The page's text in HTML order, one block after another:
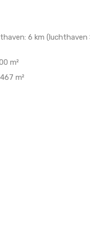
6 km (luchthaven
m²
m²